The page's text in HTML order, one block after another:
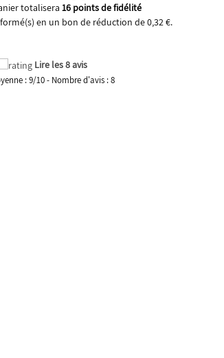
totalisera 16points de fidélité
en un bon de réduction de0,32 €.
Lire les 8 avis
:9/10- Nombre d'avis :8